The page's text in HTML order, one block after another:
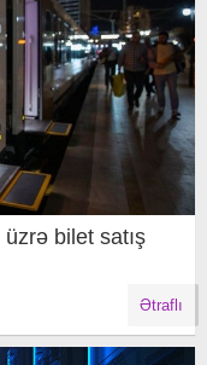
bilet satış
Ətraflı